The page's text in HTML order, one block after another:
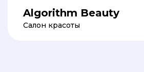
Algorithm Beauty
Салон красоты